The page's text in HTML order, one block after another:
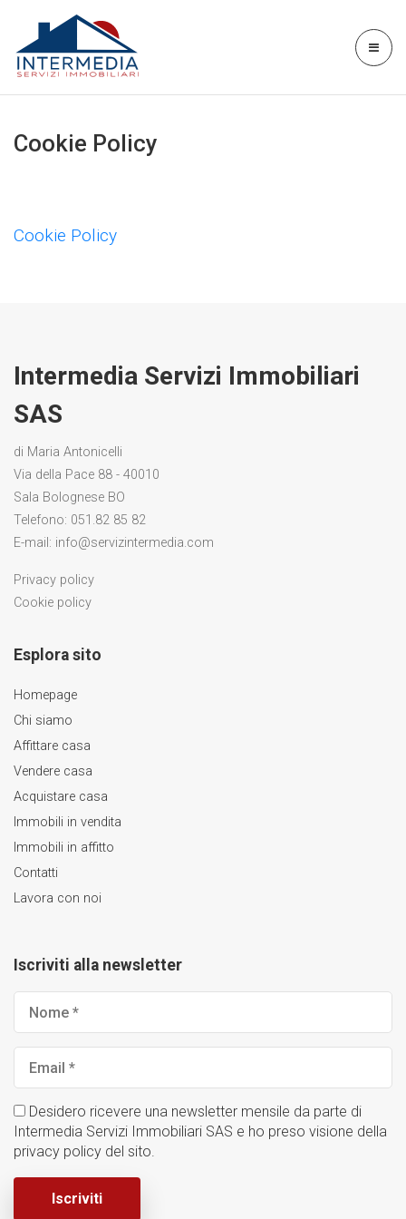
Cookie Policy
Cookie Policy
Intermedia Servizi Immobiliari
SAS
di Maria Antonicelli
Via della Pace 88 - 40010
Sala Bolognese BO
Telefono: 051.82 85 82
E-mail: info@servizintermedia.com
Privacy policy
Cookie policy
Esplora sito
Homepage
Chi siamo
Affittare casa
Vendere casa
Acquistare casa
Immobili in vendita
Immobili in affitto
Contatti
Lavora con noi
Iscriviti alla newsletter
Nome
Email
Desidero ricevere una newsletter mensile da parte di
Intermedia Servizi Immobiliari SAS e ho preso visione della
privacy policy del sito.